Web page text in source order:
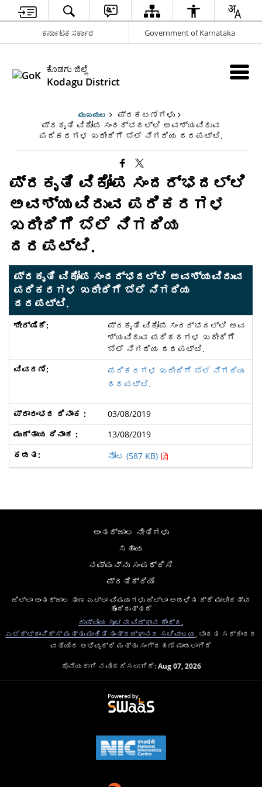
ಕರ್ನಾಟಕ ಸರ್ಕಾರ Government of Karnataka
ಕೊಡಗು ಜಿಲ್ಲೆ
Kodagu District
ಮುಖಪುಟ
ಪ್ರಕಟಣೆಗಳು
ಪ್ರಕೃತಿ ವಿಕೋಪ ಸಂದರ್ಭದಲ್ಲಿ ಅವಶ್ಯವಿರುವ
ಪರಿಕರಗಳ ಖರೀದಿಗೆ ಬೆಲೆ ನಿಗದಿಯ ದರಪಟ್ಟಿ.
ಪ್ರಕೃತಿ ವಿಕೋಪ ಸಂದರ್ಭದಲ್ಲಿ
ಅವಶ್ಯವಿರುವ ಪರಿಕರಗಳ
ಖರೀದಿಗೆ ಬೆಲೆ ನಿಗದಿಯ
ದರಪಟ್ಟಿ.
ಪ್ರಕೃತಿ ವಿಕೋಪ ಸಂದರ್ಭದಲ್ಲಿ ಅವಶ್ಯವಿರುವ
ಪರಿಕರಗಳ ಖರೀದಿಗೆ ಬೆಲೆ ನಿಗದಿಯ
ದರಪಟ್ಟಿ.
ಪ್ರಕೃತಿ ವಿಕೋಪ ಸಂದರ್ಭದಲ್ಲಿ ಅವ
ಶ್ಯವಿರುವ ಪರಿಕರಗಳ ಖರೀದಿಗೆ
ಬೆಲೆ ನಿಗದಿಯ ದರಪಟ್ಟಿ.
ಪರಿಕರಗಳ ಖರೀದಿಗೆ ಬೆಲೆ ನಿಗದಿಯ
ದರಪಟ್ಟಿ.
03/08/2019
13/08/2019
ನೋಟ (587 KB)
ಅಂತರ್ಜಾಲ ನೀತಿಗಳು
ಸಹಾಯ
ನಮ್ಮನ್ನು ಸಂಪರ್ಕಿಸಿ
ಪ್ರತಿಕ್ರಿಯೆ
ಜಿಲ್ಲಾ ಅಂತರ್ಜಾಲ ತಾಣ ಎಲ್ಲಾ ವಿಷಯಗಳು ಜಿಲ್ಲಾ ಆಡಳಿತ ಕ್ಕೆ ಮಾಲೀಕತ್ವ
ಹೊಂದಿರುತ್ತದೆ
ರಾಷ್ಟೀಯ ಸೂಚನಾ ವಿಜ್ಞಾನ ಕೇಂದ್ರ
ಎಲೆಕ್ಟ್ರಾನಿಕ್ಸ್ ಮತ್ತು ಮಾಹಿತಿ ತಂತ್ರಜ್ಞಾನದ ಸಚಿವಾಲಯ , ಭಾರತ ಸರ್ಕಾರದ
ವತಿಯಿಂದ ಅಭಿವೃದ್ಧಿ ಮತ್ತು ಸಂಗ್ರಹಣೆ ಮಾಡಲಾಗಿದೆ
ಕೊನೆಯದಾಗಿ ನವೀಕರಿಸಲಾಗಿದೆ:Aug 07, 2026